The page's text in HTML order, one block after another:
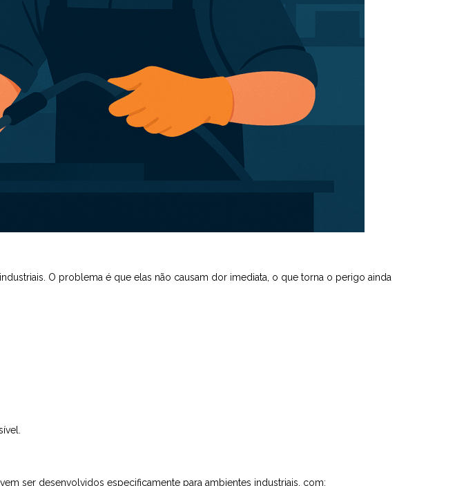
O problema é que elas não causam dor imediata, o que torna o perigo ainda
ser desenvolvidos especificamente para ambientes industriais, com: